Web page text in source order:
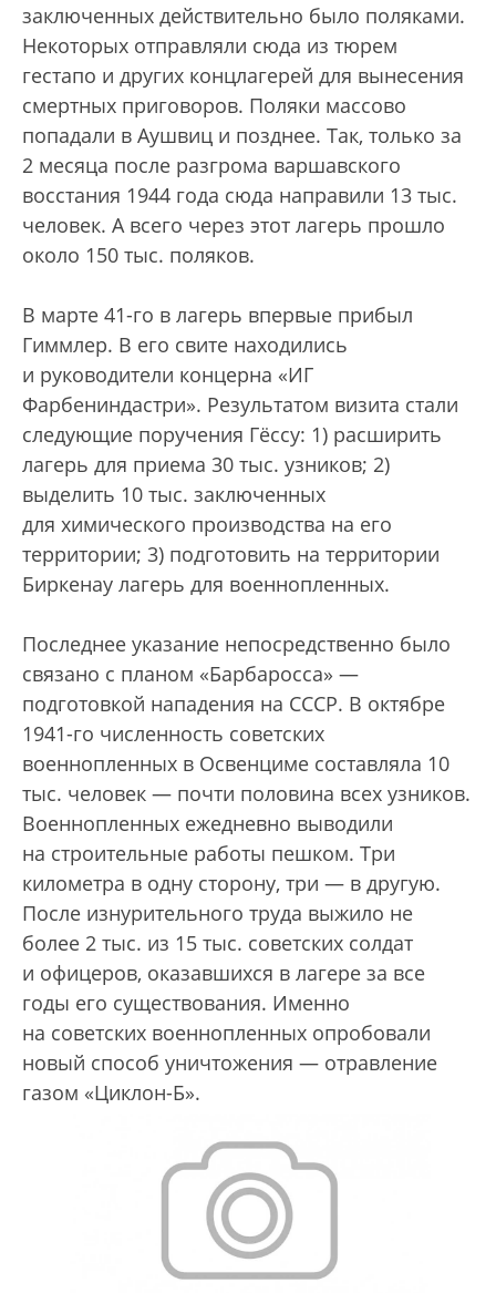
заключенных действительно было поляками.
Некоторых отправляли сюда из тюрем
гестапо и других концлагерей для вынесения
смертных приговоров. Поляки массово
попадали в Аушвиц и позднее. Так, только за
2 месяца после разгрома варшавского
восстания 1944 года сюда направили 13 тыс.
человек. А всего через этот лагерь прошло
около 150 тыс. поляков.
В марте 41-го в лагерь впервые прибыл
Гиммлер. В его свите находились
и руководители концерна «ИГ
Фарбениндастри». Результатом визита стали
следующие поручения Гёссу: 1) расширить
лагерь для приема 30 тыс. узников; 2)
выделить 10 тыс. заключенных
для химического производства на его
территории; 3) подготовить на территории
Биркенау лагерь для военнопленных.
Последнее указание непосредственно было
связано с планом «Барбаросса» —
подготовкой нападения на СССР. В октябре
1941-го численность советских
военнопленных в Освенциме составляла 10
тыс. человек — почти половина всех узников.
Военнопленных ежедневно выводили
на строительные работы пешком. Три
километра в одну сторону, три — в другую.
После изнурительного труда выжило не
более 2 тыс. из 15 тыс. советских солдат
и офицеров, оказавшихся в лагере за все
годы его существования. Именно
на советских военнопленных опробовали
новый способ уничтожения — отравление
газом «Циклон-Б».